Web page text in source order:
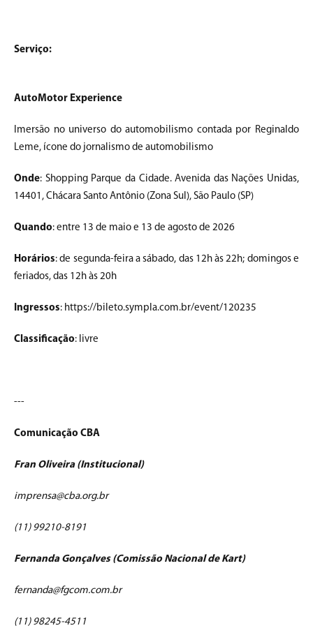
Serviço:
AutoMotor Experience
Imersão no universo do automobilismo contada por Reginaldo
Leme, ícone do jornalismo de automobilismo
Onde: Shopping Parque da Cidade. Avenida das Nações Unidas,
14401, Chácara Santo Antônio (Zona Sul), São Paulo (SP)
Quando: entre 13 de maio e 13 de agosto de 2026
Horários: de segunda-feira a sábado, das 12h às 22h; domingos e
feriados, das 12h às 20h
Ingressos: https://bileto.sympla.com.br/event/120235
Classificação: livre
---
Comunicação CBA
Fran Oliveira (Institucional)
imprensa@cba.org.br
(11) 99210-8191
Fernanda Gonçalves (Comissão Nacional de Kart)
fernanda@fgcom.com.br
(11) 98245-4511